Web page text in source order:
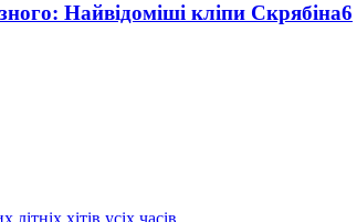
Найвідоміші кліпи Скрябіна6